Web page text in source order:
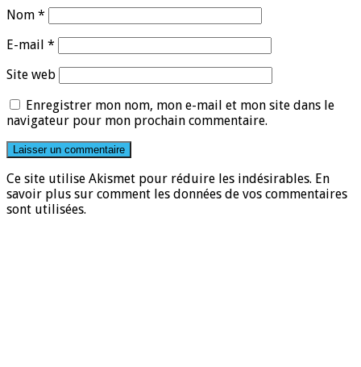
Nom *
E-mail *
Site web
Enregistrer mon nom, mon e-mail et mon site dans le
navigateur pour mon prochain commentaire.
Ce site utilise Akismet pour réduire les indésirables. En
savoir plus sur comment les données de vos commentaires
sont utilisées.